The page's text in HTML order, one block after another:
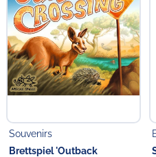
Souvenirs
Brettspiel 'Outback